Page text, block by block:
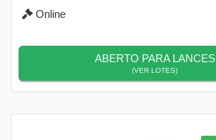
Online
ABERTO PARA LANCES
(VER LOTES)